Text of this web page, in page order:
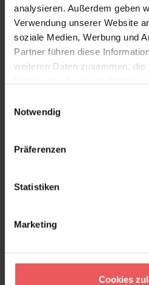
analysieren. Außerdem geben
Verwendung unserer Website
soziale Medien, Werbung und
Partner führen diese
weiteren Daten zusammen, die
Notwendig
Präferenzen
Statistiken
Marketing
Cookies
Produktgalerie überspringen
Varianten